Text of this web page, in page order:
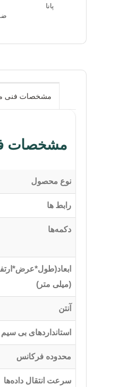
پانا
مشخصات فنی
مشخصات
نوع محصول
رابط ها
دکمه‌ها
(میلی متر)
آنتن
استانداردهای بی سیم
محدوده فرکانس
سرعت انتقال داده‌ها